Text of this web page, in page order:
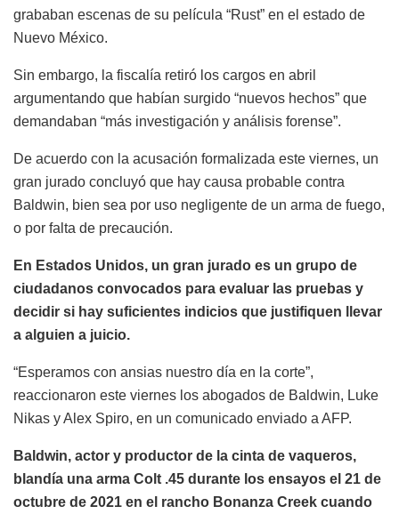
grababan escenas de su película “Rust” en el estado de
Nuevo México.
Sin embargo, la fiscalía retiró los cargos en abril
argumentando que habían surgido “nuevos hechos” que
demandaban “más investigación y análisis forense”.
De acuerdo con la acusación formalizada este viernes, un
gran jurado concluyó que hay causa probable contra
Baldwin, bien sea por uso negligente de un arma de fuego,
o por falta de precaución.
En Estados Unidos, un gran jurado es un grupo de
ciudadanos convocados para evaluar las pruebas y
decidir si hay suficientes indicios que justifiquen llevar
a alguien a juicio.
“Esperamos con ansias nuestro día en la corte”,
reaccionaron este viernes los abogados de Baldwin, Luke
Nikas y Alex Spiro, en un comunicado enviado a AFP.
Baldwin, actor y productor de la cinta de vaqueros,
blandía una arma Colt .45 durante los ensayos el 21 de
octubre de 2021 en el rancho Bonanza Creek cuando